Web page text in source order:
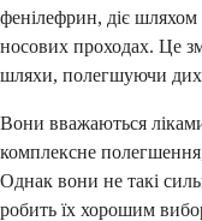
фенілефрин, діє
носових проходах. Це
шляхи, полегшуючи
Вони вважаються
комплексне
Однак вони не такі
робить їх хорошим